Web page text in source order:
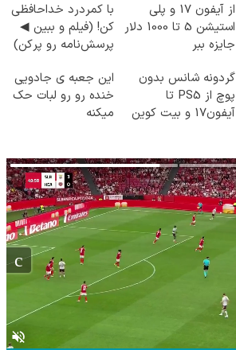
از آیفون 17 و پلی
استیشن 5 تا 1000 دلار
جایزه ببر
با کمردرد خداحافظی
کن! (فیلم و ببین ◀
پرسش‌نامه رو پرکن)
گردونه شانس بدون
پوچ از PS5 تا
آیفون17 و بیت کوین
این جعبه ی جادویی
خنده رو رو لبات حک
میکنه